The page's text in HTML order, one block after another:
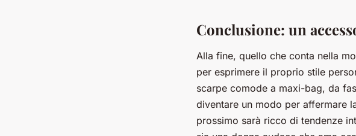
Conclusione: un
Alla fine, quello che conta nella
per esprimere il proprio stile
scarpe comode a maxi-bag, da
diventare un modo per affermare
prossimo sarà ricco di tendenze